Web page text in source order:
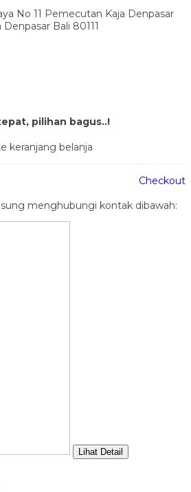
No 11 Pemecutan Kaja Denpasar
Denpasar Bali 80111
pilihan bagus..!
keranjang belanja
Checkout
menghubungi kontak dibawah:
Lihat Detail